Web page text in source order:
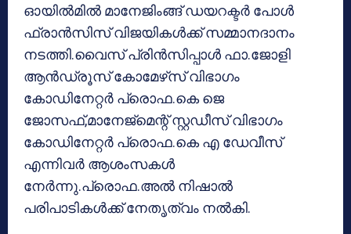
ഓയില്‍മില്‍ മാനേജിംങ്ങ് ഡയറക്ടര്‍ പോള്‍
ഫ്രാന്‍സിസ് വിജയികള്‍ക്ക് സമ്മാനദാനം
നടത്തി.വൈസ് പ്രിന്‍സിപ്പാള്‍ ഫാ.ജോളി
ആന്‍ഡ്രൂസ് കോമേഴ്‌സ് വിഭാഗം
കോഡിനേറ്റര്‍ പ്രൊഫ.കെ ജെ
ജോസഫ്,മാനേജ്‌മെന്റ് സ്റ്റഡീസ് വിഭാഗം
കോഡിനേറ്റര്‍ പ്രൊഫ.കെ എ ഡേവീസ്
എന്നിവര്‍ ആശംസകള്‍
നേര്‍ന്നു.പ്രൊഫ.അല്‍ നിഷാല്‍
പരിപാടികള്‍ക്ക് നേതൃത്വം നല്‍കി.